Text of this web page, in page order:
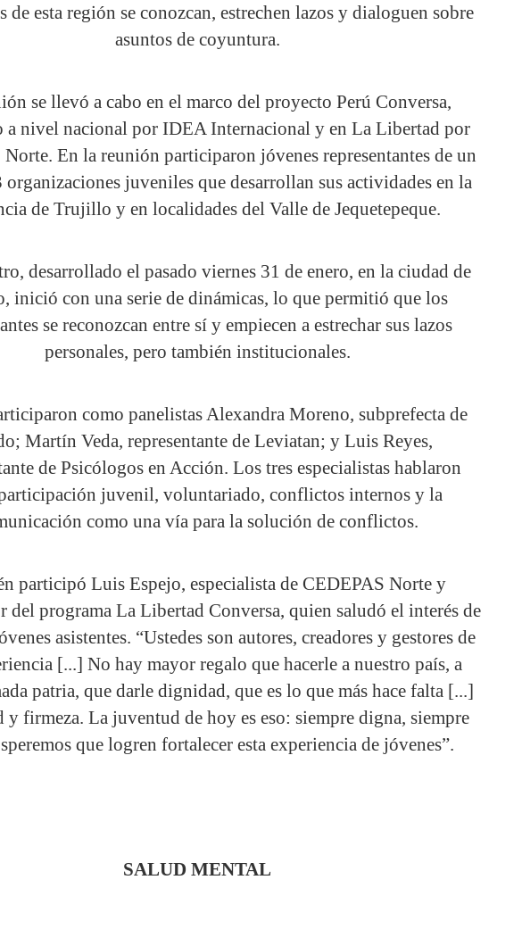
de esta región se conozcan, estrechen lazos y dialoguen sobre
asuntos de coyuntura.
se llevó a cabo en el marco del proyecto Perú Conversa,
a nivel nacional por IDEA Internacional y en La Libertad por
En la reunión participaron jóvenes representantes de un
organizaciones juveniles que desarrollan sus actividades en la
de Trujillo y en localidades del Valle de Jequetepeque.
desarrollado el pasado viernes 31 de enero, en la ciudad de
inició con una serie de dinámicas, lo que permitió que los
se reconozcan entre sí y empiecen a estrechar sus lazos
personales, pero también institucionales.
como panelistas Alexandra Moreno, subprefecta de
Martín Veda, representante de Leviatan; y Luis Reyes,
de Psicólogos en Acción. Los tres especialistas hablaron
juvenil, voluntariado, conflictos internos y la
como una vía para la solución de conflictos.
participó Luis Espejo, especialista de CEDEPAS Norte y
del programa La Libertad Conversa, quien saludó el interés de
asistentes. “Ustedes son autores, creadores y gestores de
[...] No hay mayor regalo que hacerle a nuestro país, a
patria, que darle dignidad, que es lo que más hace falta [...]
y firmeza. La juventud de hoy es eso: siempre digna, siempre
que logren fortalecer esta experiencia de jóvenes”.
SALUD MENTAL